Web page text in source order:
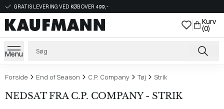
GRATIS LEVERING VED KØB OVER 499,-
Kurv
(0)
Menu
Forside End of Season C.P. Company Tøj Strik
NEDSAT FRA C.P. COMPANY - STRIK